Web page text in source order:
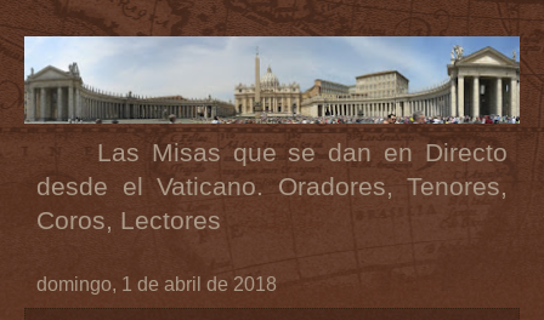
Las Misas que se dan en Directo
desde el Vaticano. Oradores, Tenores,
Coros, Lectores
domingo, 1 de abril de 2018